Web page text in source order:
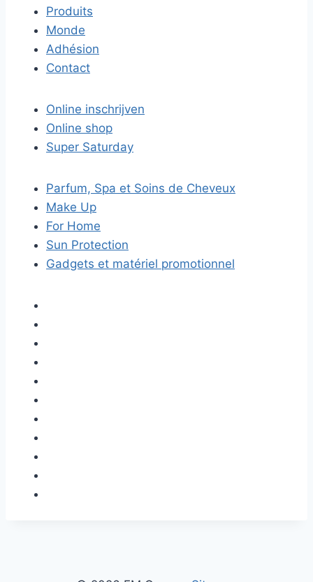
Produits
Monde
Adhésion
Contact
Online inschrijven
Online shop
Super Saturday
Parfum, Spa et Soins de Cheveux
Make Up
For Home
Sun Protection
Gadgets et matériel promotionnel